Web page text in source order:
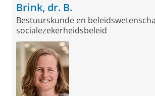
Brink, dr. B.
Bestuurskunde en
socialezekerheidsbeleid